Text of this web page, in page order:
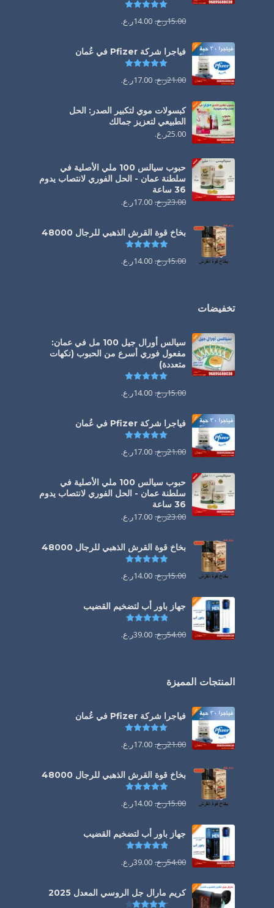
15.00ر.ع. 14.00ر.ع.
فياجرا شركة Pfizer في عُمان
21.00ر.ع. 17.00ر.ع.
كبسولات موي لتكبير الصدر: الحل
الطبيعي لتعزيز جمالك
25.00ر.ع.
حبوب سيالس 100 ملي الأصلية في
سلطنة عمان - الحل الفوري لانتصاب يدوم
36 ساعة
23.00ر.ع. 17.00ر.ع.
بخاخ قوة القرش الذهبي للرجال 48000
تم التقييم
15.00ر.ع. 14.00ر.ع.
تخفيضات
سيالس أورال جيل 100 مل في عمان:
مفعول فوري أسرع من الحبوب (نكهات
متعددة)
15.00ر.ع. 14.00ر.ع.
فياجرا شركة Pfizer في عُمان
21.00ر.ع. 17.00ر.ع.
حبوب سيالس 100 ملي الأصلية في
سلطنة عمان - الحل الفوري لانتصاب يدوم
36 ساعة
23.00ر.ع. 17.00ر.ع.
بخاخ قوة القرش الذهبي للرجال 48000
تم التقييم
15.00ر.ع. 14.00ر.ع.
جهاز باور أب لتضخيم القضيب
تم التقييم
54.00ر.ع. 39.00ر.ع.
المنتجات المميزة
فياجرا شركة Pfizer في عُمان
21.00ر.ع. 17.00ر.ع.
بخاخ قوة القرش الذهبي للرجال 48000
تم التقييم
15.00ر.ع. 14.00ر.ع.
جهاز باور أب لتضخيم القضيب
تم التقييم
54.00ر.ع. 39.00ر.ع.
كريم مارال جل الروسي المعدل 2025
تم التقييم